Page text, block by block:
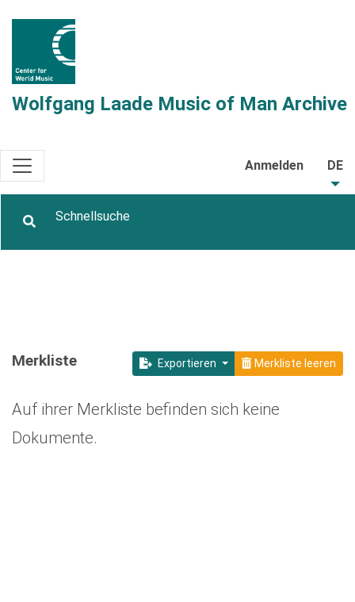
Wolfgang Laade Music of Man Archive
Anmelden DE
Exportieren Merkliste leeren
Merkliste
Auf ihrer Merkliste befinden sich keine
Dokumente.